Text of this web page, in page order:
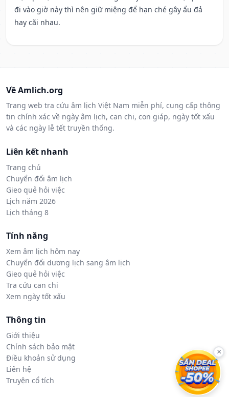
đi vào giờ này thì nên giữ miệng để hạn ché gây ẩu đả
hay cãi nhau.
Về Amlich.org
Trang web tra cứu âm lịch Việt Nam miễn phí, cung cấp thông
tin chính xác về ngày âm lịch, can chi, con giáp, ngày tốt xấu
và các ngày lễ tết truyền thống.
Liên kết nhanh
Trang chủ
Chuyển đổi âm lịch
Gieo quẻ hỏi việc
Lịch năm 2026
Lịch tháng 8
Tính năng
Xem âm lịch hôm nay
Chuyển đổi dương lịch sang âm lịch
Gieo quẻ hỏi việc
Tra cứu can chi
Xem ngày tốt xấu
Thông tin
Giới thiệu
Chính sách bảo mật
Điều khoản sử dụng
Liên hệ
Truyện cổ tích
×